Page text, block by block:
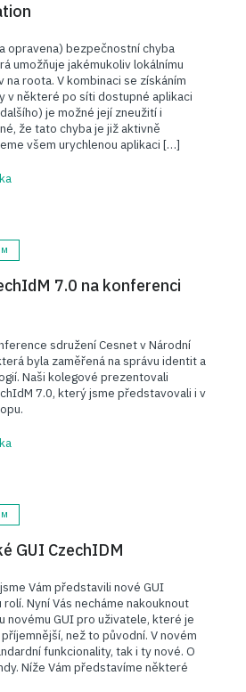
opravena) bezpečnostní chyba
umožňuje jakémukoliv lokálnímu
na roota. V kombinaci se získáním
v některé po síti dostupné aplikaci
je možné její zneužití i
že tato chyba je již aktivně
všem urychlenou aplikaci […]
7.0 na konferenci
sdružení Cesnet v Národní
byla zaměřená na správu identit a
Naši kolegové prezentovali
7.0, který jsme představovali i v
GUI CzechIDM
Vám představili nové GUI
Nyní Vás necháme nakouknout
novému GUI pro uživatele, které je
než to původní. V novém
funkcionality, tak i ty nové. O
Níže Vám představíme některé